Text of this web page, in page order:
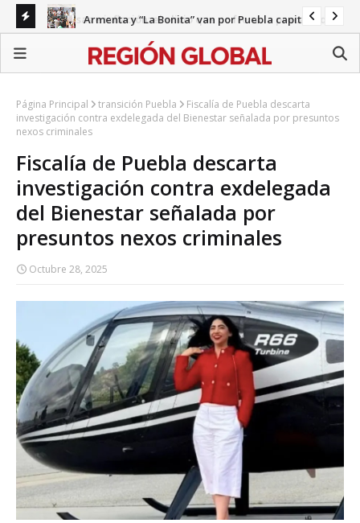
Remesas e inflación: el alivio que no frena la precariedad
Armenta y “La Bonita” van por Puebla capital
Página Principal transición Puebla
Fiscalía de Puebla descarta
investigación contra exdelegada del Bienestar señalada por presuntos
nexos criminales
Fiscalía de Puebla descarta
investigación contra exdelegada
del Bienestar señalada por
presuntos nexos criminales
Octubre 28, 2025